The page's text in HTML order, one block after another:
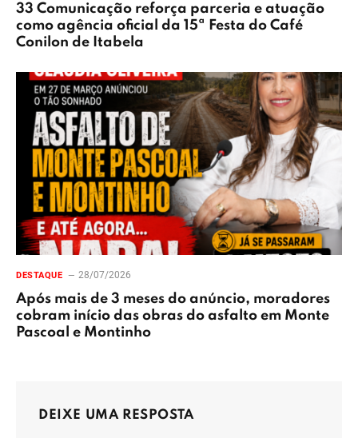
33 Comunicação reforça parceria e atuação
como agência oficial da 15ª Festa do Café
Conilon de Itabela
DESTAQUE 28/07/2026
Após mais de 3 meses do anúncio, moradores
cobram início das obras do asfalto em Monte
Pascoal e Montinho
DEIXE UMA RESPOSTA